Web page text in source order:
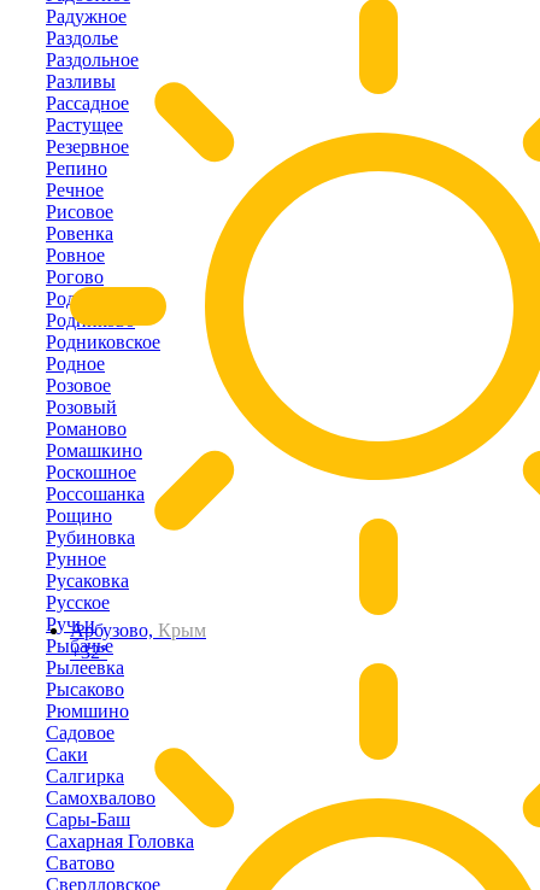
Арбузово, Крым
+32°
Радужное
Раздолье
Раздольное
Разливы
Рассадное
Растущее
Резервное
Репино
Речное
Рисовое
Ровенка
Ровное
Рогово
Родники
Родниково
Родниковское
Родное
Розовое
Розовый
Романово
Ромашкино
Роскошное
Россошанка
Рощино
Рубиновка
Рунное
Русаковка
Русское
Ручьи
Рыбачье
Рылеевка
Рысаково
Рюмшино
Садовое
Саки
Салгирка
Самохвалово
Сары-Баш
Сахарная Головка
Сватово
Свердловское